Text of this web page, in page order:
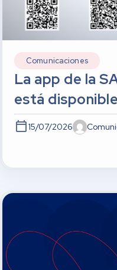
Comunicaciones
La app de la
está disponible
15/07/2026